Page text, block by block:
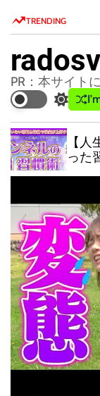
TRENDING
PR：本サイト
S
w
i
t
c
h
o
l
o
r
m
o
d
e
【
った